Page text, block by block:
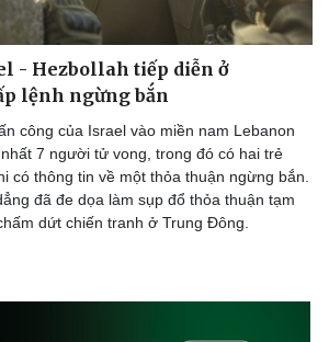
- Hezbollah tiếp diễn ở
lệnh ngừng bắn
công của Israel vào miền nam Lebanon
7 người tử vong, trong đó có hai trẻ
có thông tin về một thỏa thuận ngừng bắn.
đã đe dọa làm sụp đổ thỏa thuận tạm
dứt chiến tranh ở Trung Đông.